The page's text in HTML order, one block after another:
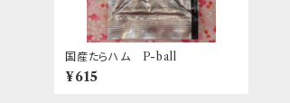
国産たらハム P-ball
¥615